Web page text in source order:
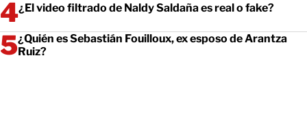
¿El video filtrado de Naldy Saldaña es real o fake?
¿Quién es Sebastián Fouilloux, ex esposo de Arantza
Ruiz?